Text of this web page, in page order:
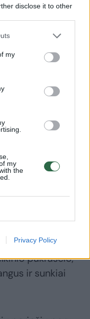
disclose it to other
my
my
the
Privacy Policy
laikotarpiu
baltomis
matomi
Lietuvos
ne tokio
spalva,
ir šonai
nesiskiria.
skaidriuose
lizdui. Lizdus
pakraščio,
ir sunkiai